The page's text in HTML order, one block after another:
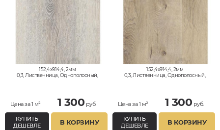
152,4x914,4, 2мм
0,3, Лиственница, Однополосный,
Цена за 1 м² 1 300 руб.
КУПИТЬ
ДЕШЕВЛЕ
В КОРЗИНУ
152,4x914,4, 2мм
0,3, Лиственница, Однополосный,
Цена за 1 м² 1 300 руб.
КУПИТЬ
ДЕШЕВЛЕ
В КОРЗИНУ